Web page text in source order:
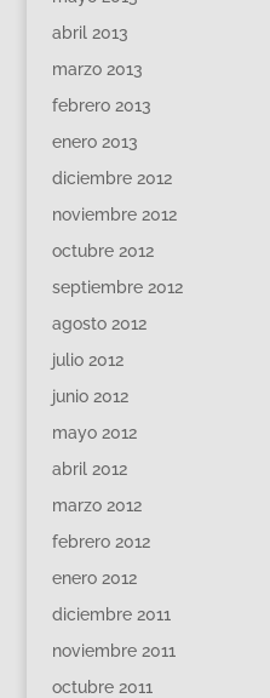
abril 2013
marzo 2013
febrero 2013
enero 2013
diciembre 2012
noviembre 2012
octubre 2012
septiembre 2012
agosto 2012
julio 2012
junio 2012
mayo 2012
abril 2012
marzo 2012
febrero 2012
enero 2012
diciembre 2011
noviembre 2011
octubre 2011